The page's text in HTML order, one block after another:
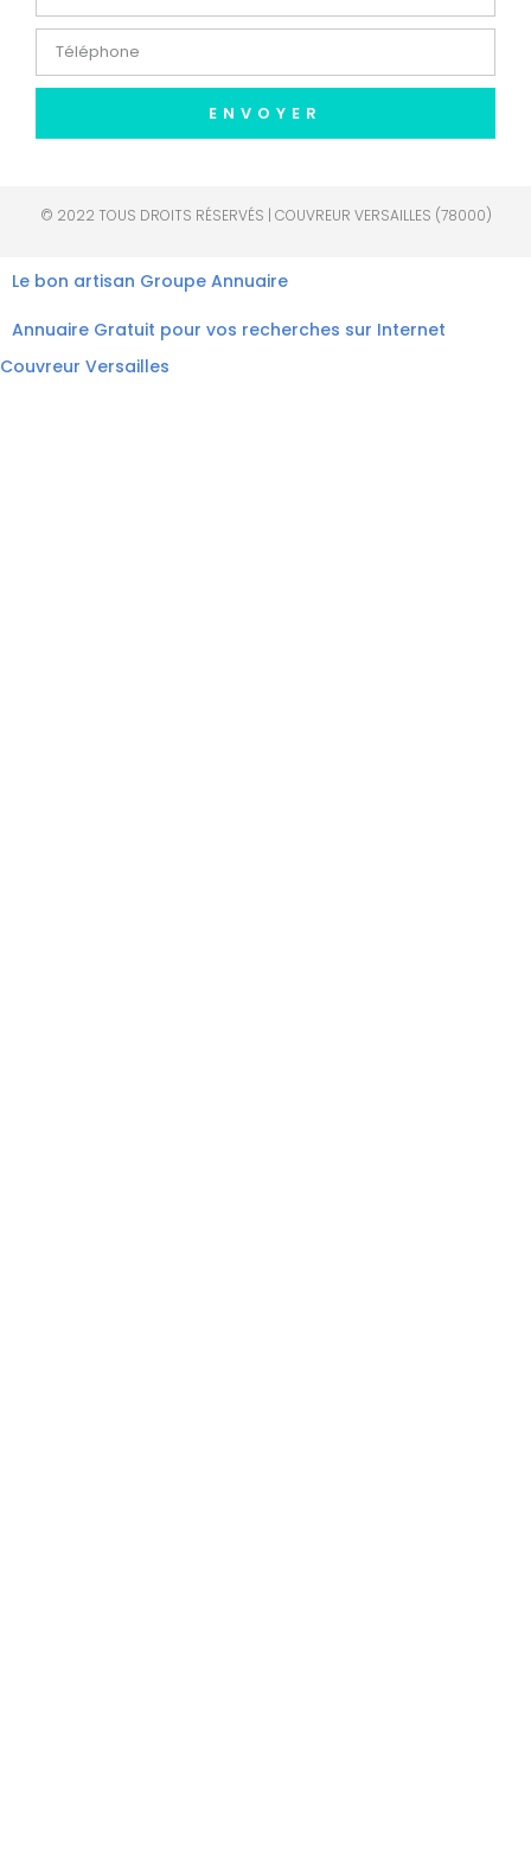
ENVOYER
© 2022 TOUS DROITS RÉSERVÉS | COUVREUR VERSAILLES (78000)
Le bon artisan Groupe Annuaire
Annuaire Gratuit pour vos recherches sur Internet
Couvreur Versailles